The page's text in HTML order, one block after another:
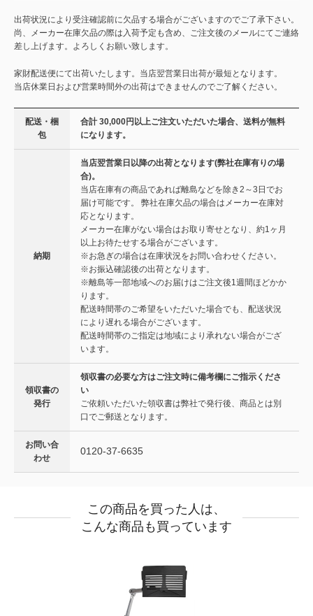
出荷状況により受注確認前に欠品する場合がございますのでご了承下さい。
尚、メーカー在庫欠品の際は入荷予定も含め、ご注文後のメールにてご連絡
差し上げます。よろしくお願い致します。
家財配送便にて出荷いたします。当店翌営業日出荷が最短となります。
当店休業日および営業時間外の出荷はできませんのでご了解ください。
配送・梱
包
合計 30,000円以上ご注文いただいた場合、送料が無料
になります。
納期
当店翌営業日以降の出荷となります(弊社在庫有りの場
合)。
当店在庫有の商品であれば離島などを除き2～3日でお
届け可能です。 弊社在庫欠品の場合はメーカー在庫対
応となります。
メーカー在庫がない場合はお取り寄せとなり、約1ヶ月
以上お待たせする場合がございます。
※お急ぎの場合は在庫状況をお問い合わせください。
※お振込確認後の出荷となります。
※離島等一部地域へのお届けはご注文後1週間ほどかか
ります。
配送時間帯のご希望をいただいた場合でも、配送状況
により遅れる場合がございます。
配送時間帯のご指定は地域により承れない場合がござ
います。
領収書の
発行
領収書の必要な方はご注文時に備考欄にご指示くださ
い
ご依頼いただいた領収書は弊社で発行後、商品とは別
口でご郵送となります。
お問い合
わせ
0120-37-6635
この商品を買った人は、
こんな商品も買っています